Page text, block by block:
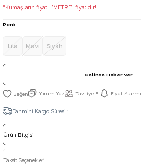
*Kumaşların fiyatı ''METRE'' fiyatıdır!
Renk
Lila Mavi Siyah
Gelince Haber Ver
Yorum Yaz Tavsiye Et Fiyat Alarmı
Tahmini Kargo Süresi :
Ürün Bilgisi
Taksit Seçenekleri